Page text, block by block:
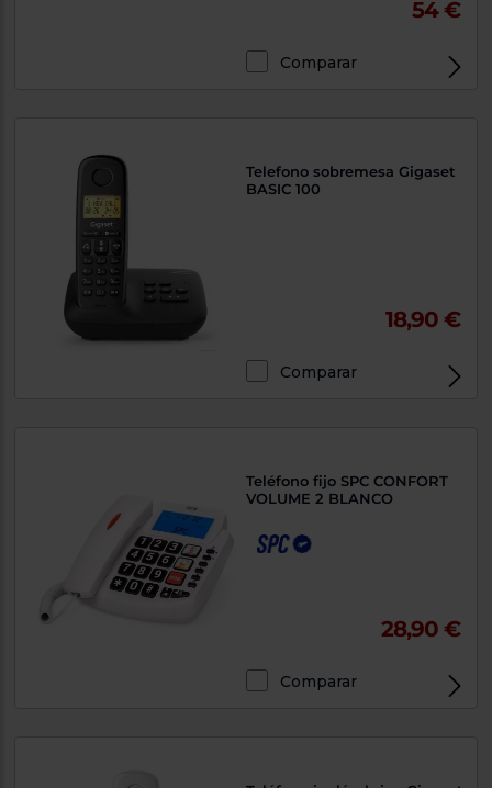
54 €
Comparar
Telefono sobremesa Gigaset
BASIC 100
18,90 €
Comparar
Teléfono fijo SPC CONFORT
VOLUME 2 BLANCO
28,90 €
Comparar